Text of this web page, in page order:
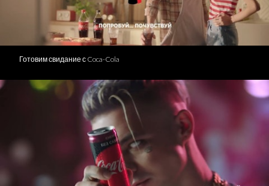
Готовим свидание с Coca-Cola